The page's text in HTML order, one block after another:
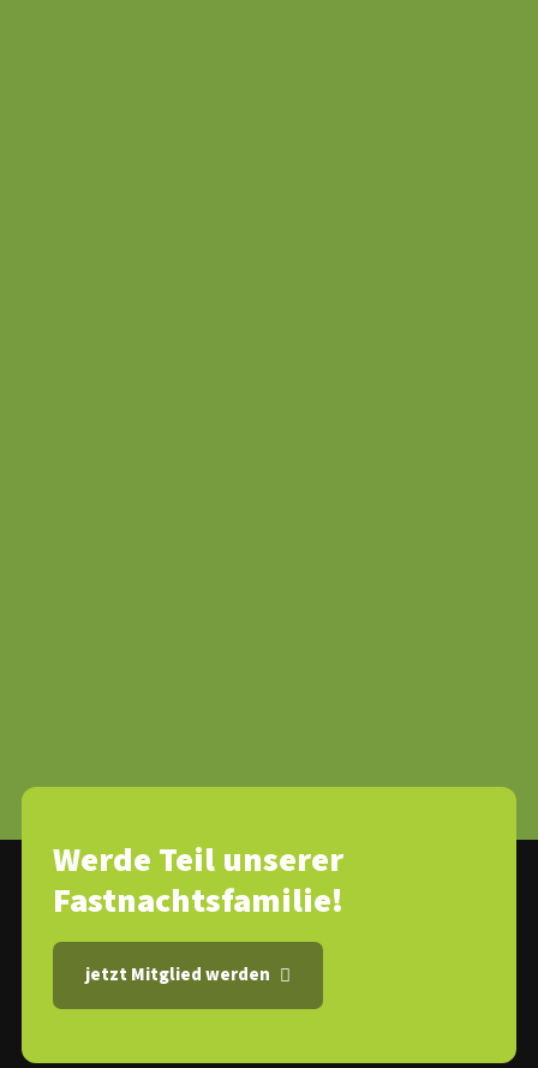
Werde Teil unserer
Fastnachtsfamilie!
jetzt Mitglied werden